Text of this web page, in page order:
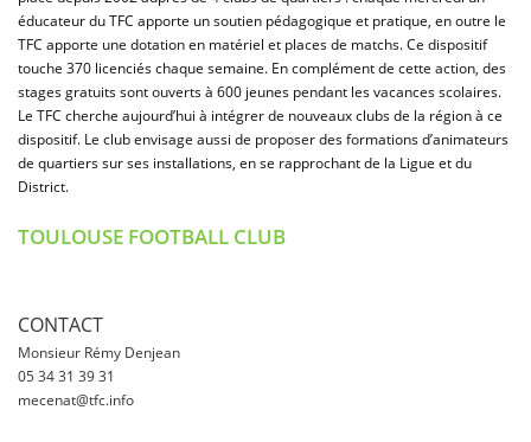
éducateur du TFC apporte un soutien pédagogique et pratique, en outre le
TFC apporte une dotation en matériel et places de matchs. Ce dispositif
touche 370 licenciés chaque semaine. En complément de cette action, des
stages gratuits sont ouverts à 600 jeunes pendant les vacances scolaires.
Le TFC cherche aujourd’hui à intégrer de nouveaux clubs de la région à ce
dispositif. Le club envisage aussi de proposer des formations d’animateurs
de quartiers sur ses installations, en se rapprochant de la Ligue et du
District.
TOULOUSE FOOTBALL CLUB
CONTACT
Monsieur Rémy Denjean
05 34 31 39 31
mecenat@tfc.info